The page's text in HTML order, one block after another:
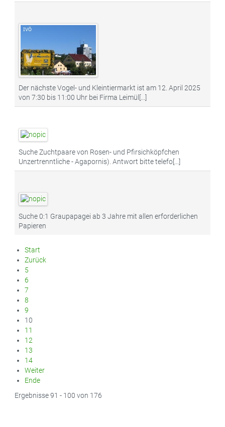
Der nächste Vogel- und Kleintiermarkt ist am 12. April 2025
von 7:30 bis 11:00 Uhr bei Firma Leimül[...]
Suche Zuchtpaare von Rosen- und Pfirsichköpfchen
Unzertrenntliche - Agapornis). Antwort bitte telefo[...]
Suche 0:1 Graupapagei ab 3 Jahre mit allen erforderlichen
Papieren
Start
Zurück
5
6
7
8
9
10
11
12
13
14
Weiter
Ende
Ergebnisse 91 - 100 von 176